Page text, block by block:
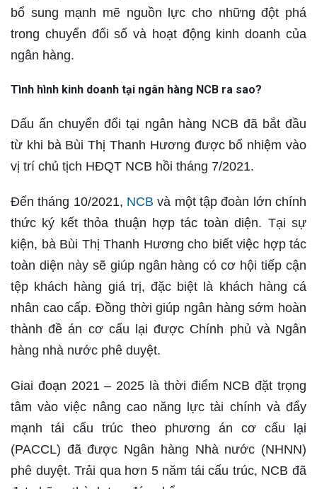
bổ sung mạnh mẽ nguồn lực cho những đột phá
trong chuyển đổi số và hoạt động kinh doanh của
ngân hàng.
Tình hình kinh doanh tại ngân hàng NCB ra sao?
Dấu ấn chuyển đổi tại ngân hàng NCB đã bắt đầu
từ khi bà Bùi Thị Thanh Hương được bổ nhiệm vào
vị trí chủ tịch HĐQT NCB hồi tháng 7/2021.
Đến tháng 10/2021, NCB và một tập đoàn lớn chính
thức ký kết thỏa thuận hợp tác toàn diện. Tại sự
kiện, bà Bùi Thị Thanh Hương cho biết việc hợp tác
toàn diện này sẽ giúp ngân hàng có cơ hội tiếp cận
tệp khách hàng giá trị, đặc biệt là khách hàng cá
nhân cao cấp. Đồng thời giúp ngân hàng sớm hoàn
thành đề án cơ cấu lại được Chính phủ và Ngân
hàng nhà nước phê duyệt.
Giai đoạn 2021 – 2025 là thời điểm NCB đặt trọng
tâm vào việc nâng cao năng lực tài chính và đẩy
mạnh tái cấu trúc theo phương án cơ cấu lại
(PACCL) đã được Ngân hàng Nhà nước (NHNN)
phê duyệt. Trải qua hơn 5 năm tái cấu trúc, NCB đã